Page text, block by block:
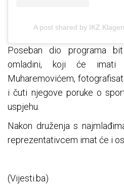
A post shared by IKZ
Poseban dio programa
omladini, koji će imati
Muharemovićem,
i čuti njegove poruke o
uspjehu.
Nakon druženja s
reprezentativcem imat će i
(Vijesti.ba)